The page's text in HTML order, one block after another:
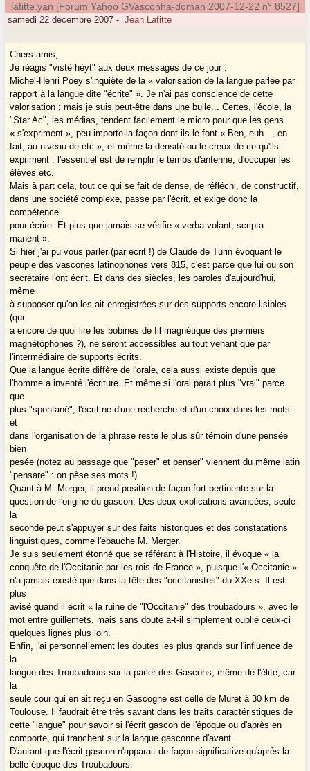
lafitte.yan [Forum Yahoo GVasconha-doman 2007-12-22 n° 8527]
samedi 22 décembre 2007 - Jean Lafitte
Chers amis,
Je réagis "vistë hèyt" aux deux messages de ce jour :
Michel-Henri Poey s'inquiète de la « valorisation de la langue parlée par
rapport à la langue dite "écrite" ». Je n'ai pas conscience de cette
valorisation ; mais je suis peut-être dans une bulle... Certes, l'école, la
"Star Ac", les médias, tendent facilement le micro pour que les gens
« s'expriment », peu importe la façon dont ils le font « Ben, euh..., en
fait, au niveau de etc », et même la densité ou le creux de ce qu'ils
expriment : l'essentiel est de remplir le temps d'antenne, d'occuper les
élèves etc.
Mais à part cela, tout ce qui se fait de dense, de réfléchi, de constructif,
dans une société complexe, passe par l'écrit, et exige donc la
compétence
pour écrire. Et plus que jamais se vérifie « verba volant, scripta
manent ».
Si hier j'ai pu vous parler (par écrit !) de Claude de Turin évoquant le
peuple des vascones latinophones vers 815, c'est parce que lui ou son
secrétaire l'ont écrit. Et dans des siècles, les paroles d'aujourd'hui,
même
à supposer qu'on les ait enregistrées sur des supports encore lisibles
(qui
a encore de quoi lire les bobines de fil magnétique des premiers
magnétophones ?), ne seront accessibles au tout venant que par
l'intermédiaire de supports écrits.
Que la langue écrite diffère de l'orale, cela aussi existe depuis que
l'homme a inventé l'écriture. Et même si l'oral parait plus "vrai" parce
que
plus "spontané", l'écrit né d'une recherche et d'un choix dans les mots
et
dans l'organisation de la phrase reste le plus sûr témoin d'une pensée
bien
pesée (notez au passage que "peser" et penser" viennent du même latin
"pensare" : on pèse ses mots !).
Quant à M. Merger, il prend position de façon fort pertinente sur la
question de l'origine du gascon. Des deux explications avancées, seule
la
seconde peut s'appuyer sur des faits historiques et des constatations
linguistiques, comme l'ébauche M. Merger.
Je suis seulement étonné que se référant à l'Histoire, il évoque « la
conquête de l'Occitanie par les rois de France », puisque l'« Occitanie »
n'a jamais existé que dans la tête des "occitanistes" du XXe s. Il est
plus
avisé quand il écrit « la ruine de "l'Occitanie" des troubadours », avec le
mot entre guillemets, mais sans doute a-t-il simplement oublié ceux-ci
quelques lignes plus loin.
Enfin, j'ai personnellement les doutes les plus grands sur l'influence de
la
langue des Troubadours sur la parler des Gascons, même de l'élite, car
la
seule cour qui en ait reçu en Gascogne est celle de Muret à 30 km de
Toulouse. Il faudrait être très savant dans les traits caractéristiques de
cette "langue" pour savoir si l'écrit gascon de l'époque ou d'après en
comporte, qui tranchent sur la langue gasconne d'avant.
D'autant que l'écrit gascon n'apparait de façon significative qu'après la
belle époque des Troubadours.